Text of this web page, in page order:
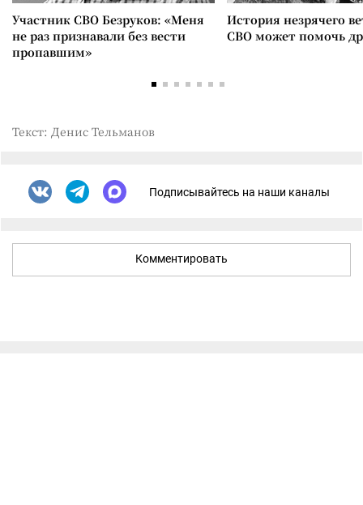
Участник СВО Безруков: «Меня
не раз признавали без вести
пропавшим»
История незрячего
СВО может помочь
Текст: Денис Тельманов
Подписывайтесь на наши каналы
Комментировать